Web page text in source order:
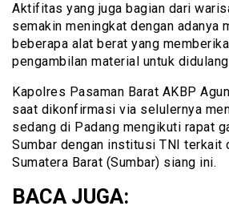
Aktifitas yang juga bagian dari
semakin meningkat dengan adanya
beberapa alat berat yang
pengambilan material untuk
Kapolres Pasaman Barat AKBP
saat dikonfirmasi via selulernya
sedang di Padang mengikuti rapat
Sumbar dengan institusi TNI terkait
Sumatera Barat (Sumbar) siang ini.
BACA JUGA: